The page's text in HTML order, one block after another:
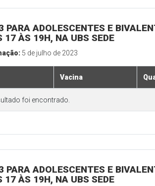
PARA ADOLESCENTES E
17 ÀS 19H, NA UBS SEDE
5 de julho de 2023
Vacina
foi encontrado.
PARA ADOLESCENTES E
17 ÀS 19H, NA UBS SEDE